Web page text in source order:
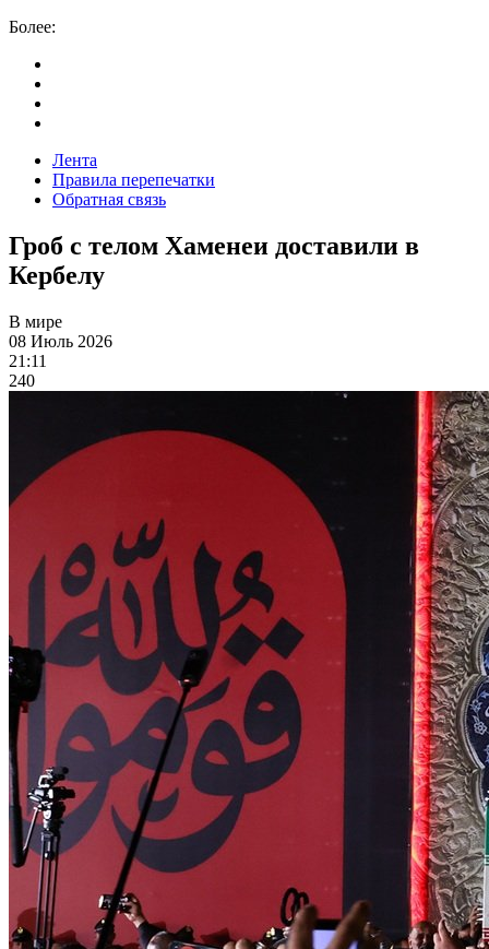
Более:
Лента
Правила перепечатки
Обратная связь
Гроб с телом Хаменеи доставили в
Кербелу
В мире
08 Июль 2026
21:11
240